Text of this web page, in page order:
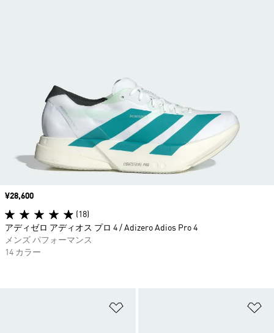
価格
¥28,600
(18)
アディゼロ アディオス プロ 4 / Adizero Adios Pro 4
メンズ パフォーマンス
14 カラー